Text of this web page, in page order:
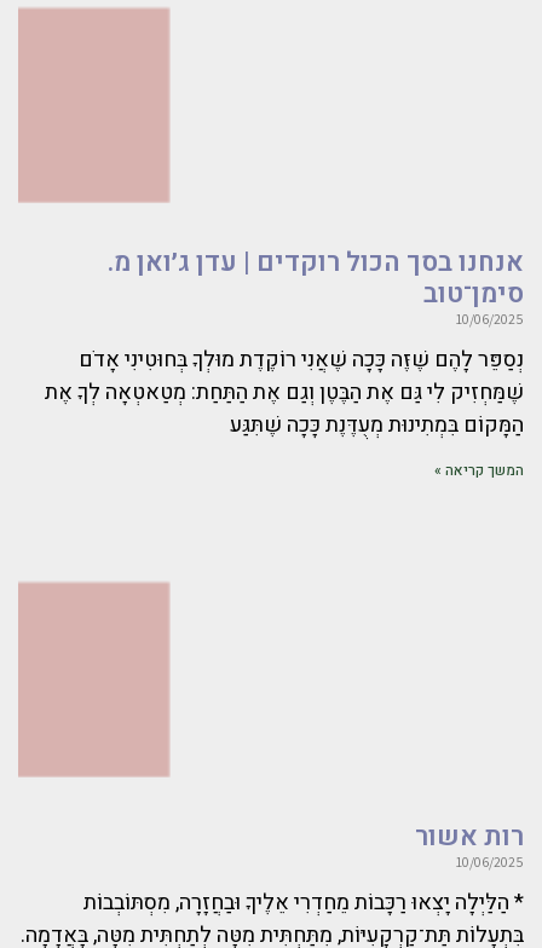
אנחנו בסך הכול רוקדים | עדן ג׳ואן מ.
סימן־טוב
10/06/2025
נְסַפֵּר לָהֶם שֶׁזֶּה כָּכָה שֶׁאֲנִי רוֹקֶדֶת מוּלְךָ בְּחוּטִינִי אָדֹם
שֶׁמַּחְזִיק לִי גַּם אֶת הַבֶּטֶן וְגַם אֶת הַתַּחַת: מְטַאטְאָה לְךָ אֶת
הַמָּקוֹם בִּמְתִינוּת מְעֻדֶּנֶת כָּכָה שֶׁתִּגַּע
המשך קריאה »
רות אשור
10/06/2025
* הַלַּיְלָה יָצְאוּ רַכָּבוֹת מֵחַדְרִי אֵלֶיךָ וּבַחֲזָרָה, מִסְתּוֹבְבוֹת
בִּתְעָלוֹת תַּת־קַרְקָעִיּוֹת, מִתַּחְתִּית מִטָּה לְתַחְתִּית מִטָּה, בָּאֲדָמָה.